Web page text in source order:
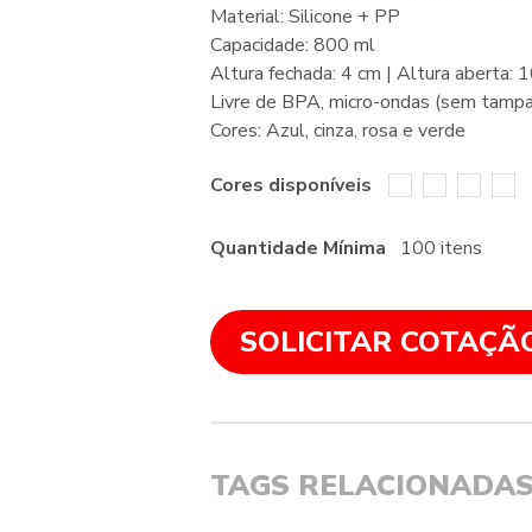
Material: Silicone + PP
Capacidade: 800 ml
Altura fechada: 4 cm | Altura aberta:
Livre de BPA, micro-ondas (sem
Cores: Azul, cinza, rosa e verde
Cores disponíveis
Quantidade Mínima 100 itens
SOLICITAR
TAGS RELACIONADAS